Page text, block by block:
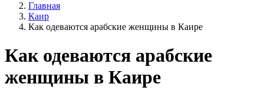
Главная
Каир
Как одеваются арабские женщины в Каире
Как одеваются арабские
женщины в Каире